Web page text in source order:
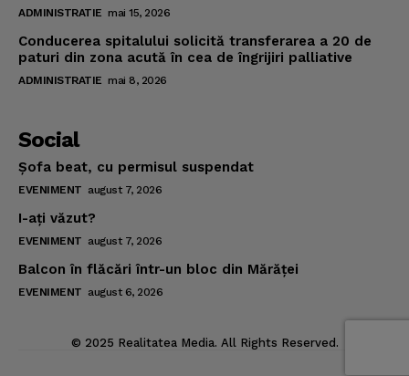
ADMINISTRATIE mai 15, 2026
Conducerea spitalului solicită transferarea a 20 de
paturi din zona acută în cea de îngrijiri palliative
ADMINISTRATIE mai 8, 2026
Social
Şofa beat, cu permisul suspendat
EVENIMENT august 7, 2026
I-aţi văzut?
EVENIMENT august 7, 2026
Balcon în flăcări într-un bloc din Mărăţei
EVENIMENT august 6, 2026
© 2025 Realitatea Media. All Rights Reserved.